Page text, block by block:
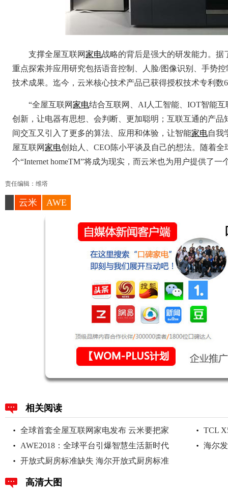
支撑全屋互联网家电战略的背后是强大的研发能力。据
重点探索并应用研究包括语音控制、人脸/图像识别、手势
技术成果。迄今，云米核心技术产品已获得授权技术专利数
“全屋互联网家电结合互联网、AI人工智能、IOT智能
创新，让电器有思想、会判断、更加聪明；互联互通的产
间交互又引入了更多的算法、应用和体验，让智能家电自我
屋互联网家电创始人、CEO陈小平谈及自己的想法。随着全
个“Internet homeTM”将成为现实，而云米也为用户提供了
责任编辑：维塔
云米 AWE
相关阅读
全球首套全屋互联网家电发布 云米要把家
TCL
AWE2018：全球平台引爆智慧生活新时代
海尔
开放式厨房标准缺失 海尔开放式厨房标准
高清大图